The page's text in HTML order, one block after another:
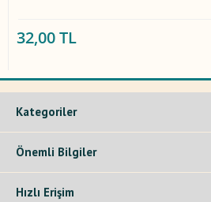
32,00 TL
Kategoriler
Önemli Bilgiler
Hızlı Erişim